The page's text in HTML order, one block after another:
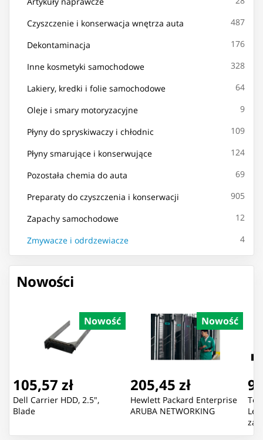
Czyszczenie i konserwacja wnętrza auta 487
Dekontaminacja 176
Inne kosmetyki samochodowe 328
Lakiery, kredki i folie samochodowe 64
Oleje i smary motoryzacyjne 9
Płyny do spryskiwaczy i chłodnic 109
Płyny smarujące i konserwujące 124
Pozostała chemia do auta 69
Preparaty do czyszczenia i konserwacji 905
Zapachy samochodowe 12
Zmywacze i odrdzewiacze 4
Nowości
Nowość
105,57 zł
Dell Carrier HDD, 2.5",
Blade
Nowość
205,45 zł
Hewlett Packard Enterprise
ARUBA NETWORKING